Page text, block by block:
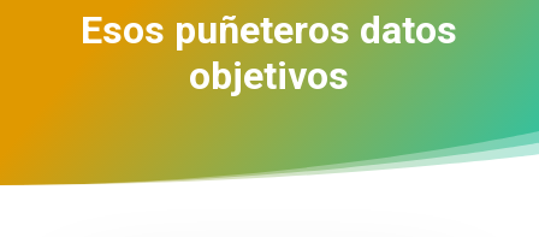
Esos puñeteros datos
objetivos